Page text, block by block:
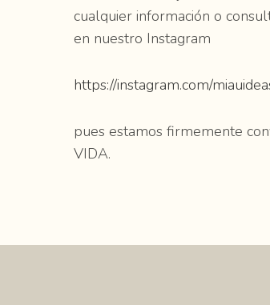
cualquier información o
en nuestro Instagram
https://instagram.com/
pues estamos firmemente
VIDA.